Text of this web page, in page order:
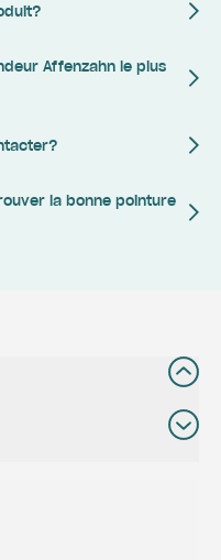
Affenzahn le plus
la bonne pointure